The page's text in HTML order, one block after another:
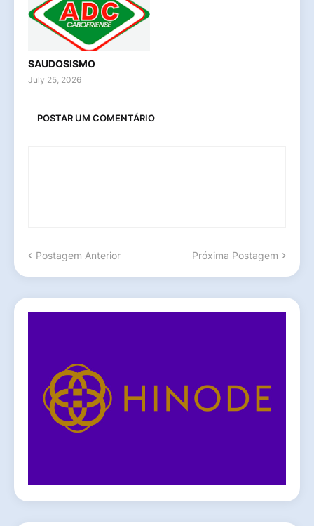
SAUDOSISMO
July 25, 2026
POSTAR UM COMENTÁRIO
Postagem Anterior Próxima Postagem